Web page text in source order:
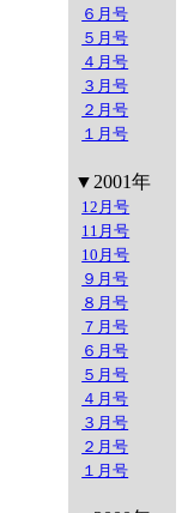
６月号
５月号
４月号
３月号
２月号
１月号
▼2001年
12月号
11月号
10月号
９月号
８月号
７月号
６月号
５月号
４月号
３月号
２月号
１月号